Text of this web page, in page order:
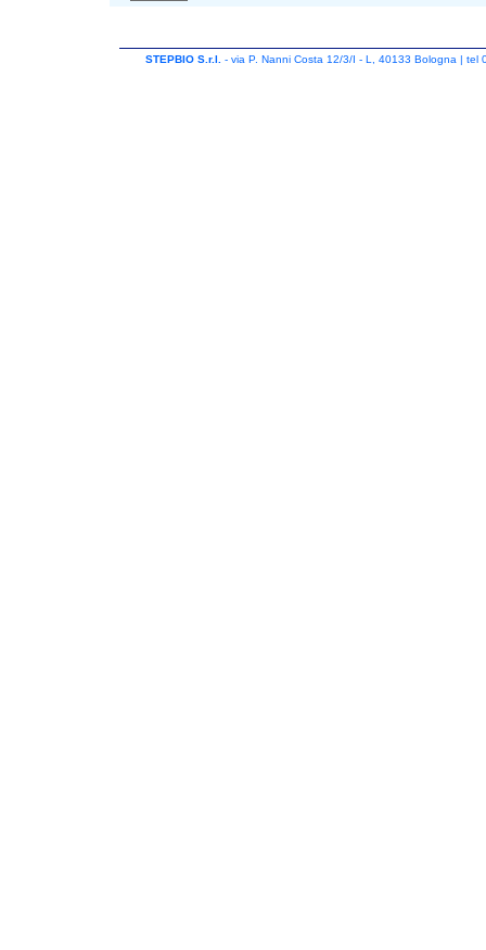
STEPBIO S.r.l. - via P. Nanni Costa 12/3/I - L, 40133 Bologna | tel